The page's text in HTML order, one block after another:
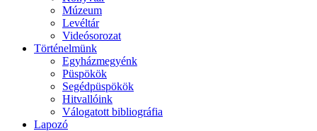
Múzeum
Levéltár
Videósorozat
Történelmünk
Egyházmegyénk
Püspökök
Segédpüspökök
Hitvallóink
Válogatott bibliográfia
Lapozó